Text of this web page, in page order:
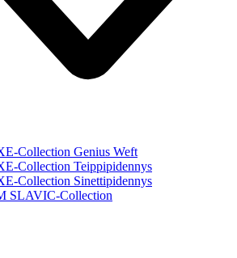
Collection Genius Weft
Collection Teippipidennys
Collection Sinettipidennys
SLAVIC-Collection